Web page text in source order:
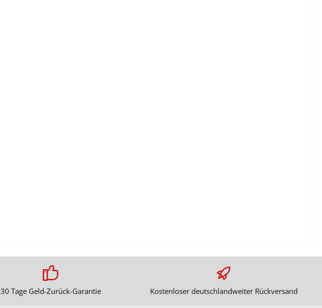
30 Tage Geld-Zurück-Garantie Kostenloser deutschlandweiter Rückversand